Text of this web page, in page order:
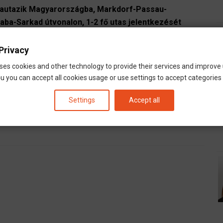
Magyarországba, Markdorf-Passau-
Sarkad útvonalon, 1-2 fő utas jelentkezését
cookies and other technology to provide their services and improve
you can accept all cookies usage or use settings to accept categories
Settings Accept all